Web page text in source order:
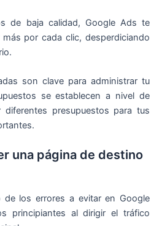
de baja calidad, Google Ads te
por cada clic, desperdiciando
son clave para administrar tu
se establecen a nivel de
presupuestos para tus
una página de destino
los errores a evitar en Google
principiantes al dirigir el tráfico